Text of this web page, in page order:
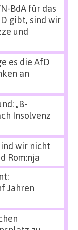
BdA für das
gibt, sind wir
und
es die AfD
an
„B-
Insolvenz
wir nicht
Rom:nja
Jahren